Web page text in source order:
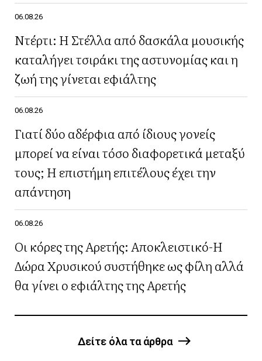
06.08.26
Ντέρτι: Η Στέλλα από δασκάλα μουσικής
καταλήγει τσιράκι της αστυνομίας και η
ζωή της γίνεται εφιάλτης
06.08.26
Γιατί δύο αδέρφια από ίδιους γονείς
μπορεί να είναι τόσο διαφορετικά μεταξύ
τους; Η επιστήμη επιτέλους έχει την
απάντηση
06.08.26
Οι κόρες της Αρετής: Αποκλειστικό-Η
Δώρα Χρυσικού συστήθηκε ως φίλη αλλά
θα γίνει ο εφιάλτης της Αρετής
Δείτε όλα τα άρθρα